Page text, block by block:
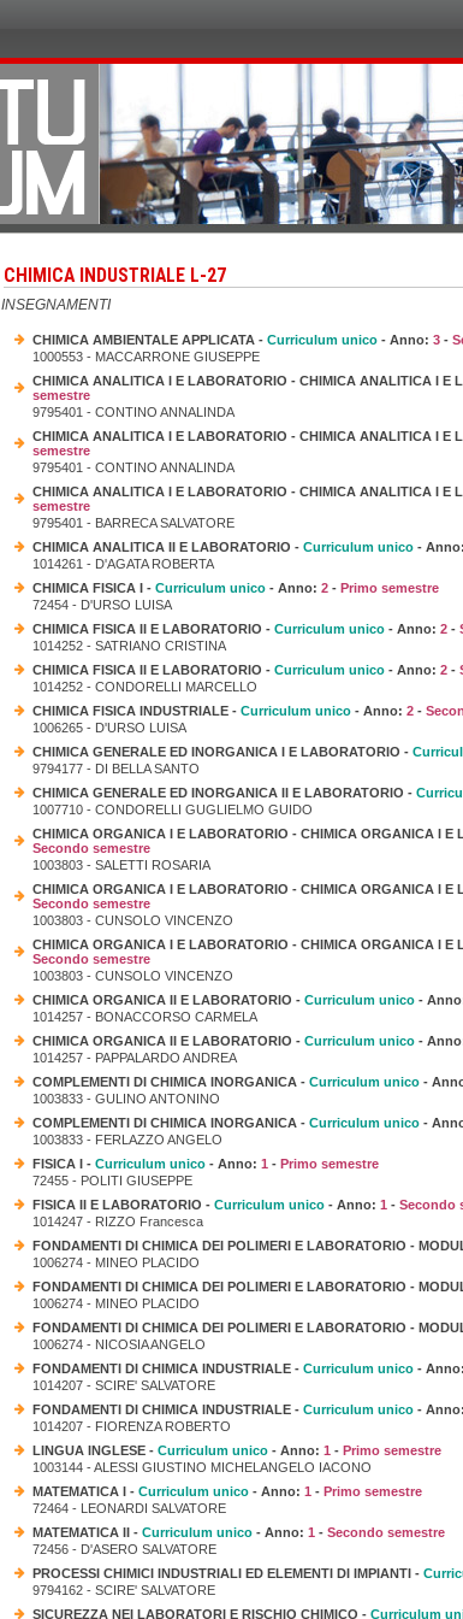
CHIMICA INDUSTRIALE L-27
INSEGNAMENTI
CHIMICA AMBIENTALE APPLICATA - Curriculum unico - Anno: 3 -
1000553 - MACCARRONE GIUSEPPE
CHIMICA ANALITICA I E LABORATORIO - CHIMICA ANALITICA I E
semestre
9795401 - CONTINO ANNALINDA
CHIMICA ANALITICA I E LABORATORIO - CHIMICA ANALITICA I E
semestre
9795401 - CONTINO ANNALINDA
CHIMICA ANALITICA I E LABORATORIO - CHIMICA ANALITICA I E
semestre
9795401 - BARRECA SALVATORE
CHIMICA ANALITICA II E LABORATORIO - Curriculum unico - Anno:
1014261 - D'AGATA ROBERTA
CHIMICA FISICA I - Curriculum unico - Anno: 2 - Primo semestre
72454 - D'URSO LUISA
CHIMICA FISICA II E LABORATORIO - Curriculum unico - Anno: 2 -
1014252 - SATRIANO CRISTINA
CHIMICA FISICA II E LABORATORIO - Curriculum unico - Anno: 2 -
1014252 - CONDORELLI MARCELLO
CHIMICA FISICA INDUSTRIALE - Curriculum unico - Anno: 2 -
1006265 - D'URSO LUISA
CHIMICA GENERALE ED INORGANICA I E LABORATORIO -
9794177 - DI BELLA SANTO
CHIMICA GENERALE ED INORGANICA II E LABORATORIO -
1007710 - CONDORELLI GUGLIELMO GUIDO
CHIMICA ORGANICA I E LABORATORIO - CHIMICA ORGANICA I E
Secondo semestre
1003803 - SALETTI ROSARIA
CHIMICA ORGANICA I E LABORATORIO - CHIMICA ORGANICA I E
Secondo semestre
1003803 - CUNSOLO VINCENZO
CHIMICA ORGANICA I E LABORATORIO - CHIMICA ORGANICA I E
Secondo semestre
1003803 - CUNSOLO VINCENZO
CHIMICA ORGANICA II E LABORATORIO - Curriculum unico -
1014257 - BONACCORSO CARMELA
CHIMICA ORGANICA II E LABORATORIO - Curriculum unico -
1014257 - PAPPALARDO ANDREA
COMPLEMENTI DI CHIMICA INORGANICA - Curriculum unico -
1003833 - GULINO ANTONINO
COMPLEMENTI DI CHIMICA INORGANICA - Curriculum unico -
1003833 - FERLAZZO ANGELO
FISICA I - Curriculum unico - Anno: 1 - Primo semestre
72455 - POLITI GIUSEPPE
FISICA II E LABORATORIO - Curriculum unico - Anno: 1 - Secondo
1014247 - RIZZO Francesca
FONDAMENTI DI CHIMICA DEI POLIMERI E LABORATORIO -
1006274 - MINEO PLACIDO
FONDAMENTI DI CHIMICA DEI POLIMERI E LABORATORIO -
1006274 - MINEO PLACIDO
FONDAMENTI DI CHIMICA DEI POLIMERI E LABORATORIO -
1006274 - NICOSIA ANGELO
FONDAMENTI DI CHIMICA INDUSTRIALE - Curriculum unico - Anno:
1014207 - SCIRE' SALVATORE
FONDAMENTI DI CHIMICA INDUSTRIALE - Curriculum unico - Anno:
1014207 - FIORENZA ROBERTO
LINGUA INGLESE - Curriculum unico - Anno: 1 - Primo semestre
1003144 - ALESSI GIUSTINO MICHELANGELO IACONO
MATEMATICA I - Curriculum unico - Anno: 1 - Primo semestre
72464 - LEONARDI SALVATORE
MATEMATICA II - Curriculum unico - Anno: 1 - Secondo semestre
72456 - D'ASERO SALVATORE
PROCESSI CHIMICI INDUSTRIALI ED ELEMENTI DI IMPIANTI -
9794162 - SCIRE' SALVATORE
SICUREZZA NEI LABORATORI E RISCHIO CHIMICO - Curriculum